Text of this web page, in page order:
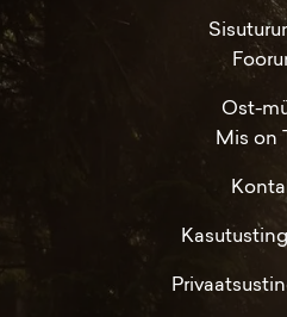
Ost-
Mis on